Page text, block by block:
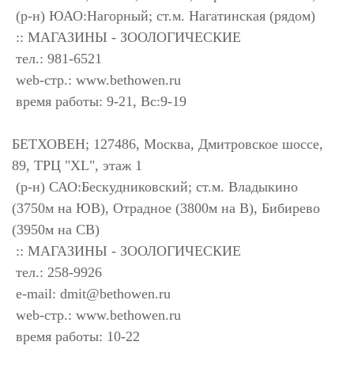
(р-н) ЮАО:Нагорный; ст.м. Нагатинская (рядом)
:: МАГАЗИНЫ - ЗООЛОГИЧЕСКИЕ
тел.: 981-6521
web-стр.: www.bethowen.ru
время работы: 9-21, Вс:9-19
БЕТХОВЕН; 127486, Москва, Дмитровское шоссе,
89, ТРЦ "XL", этаж 1
(р-н) САО:Бескудниковский; ст.м. Владыкино
(3750м на ЮВ), Отрадное (3800м на В), Бибирево
(3950м на СВ)
:: МАГАЗИНЫ - ЗООЛОГИЧЕСКИЕ
тел.: 258-9926
e-mail: dmit@bethowen.ru
web-стр.: www.bethowen.ru
время работы: 10-22